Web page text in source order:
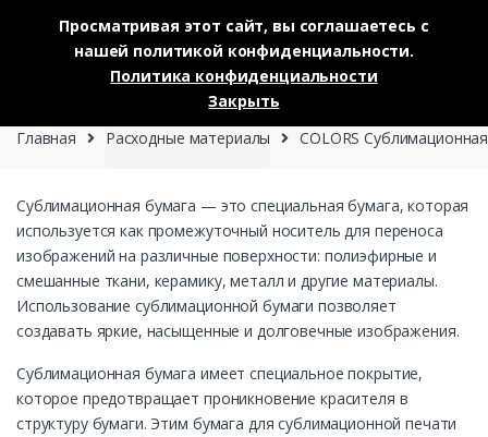
Skip to navigation
Skip to content
Главная Расходные материалы COLORS
Сублимационная бумага — это специальная бумага, которая
используется как промежуточный носитель для переноса
изображений на различные поверхности: полиэфирные и
смешанные ткани, керамику, металл и другие материалы.
Использование сублимационной бумаги позволяет
создавать яркие, насыщенные и долговечные изображения.
Сублимационная бумага имеет специальное покрытие,
которое предотвращает проникновение красителя в
структуру бумаги. Этим бумага для сублимационной печати
Просматривая этот сайт, вы соглашаетесь с
нашей политикой конфиденциальности.
Политика конфиденциальности
Закрыть